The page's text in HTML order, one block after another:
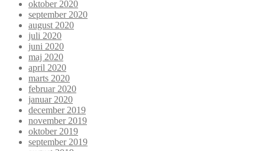
oktober 2020
september 2020
august 2020
juli 2020
juni 2020
maj 2020
april 2020
marts 2020
februar 2020
januar 2020
december 2019
november 2019
oktober 2019
september 2019